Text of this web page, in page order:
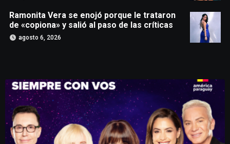
Ramonita Vera se enojó porque le trataron
de «copiona» y salió al paso de las críticas
agosto 6, 2026